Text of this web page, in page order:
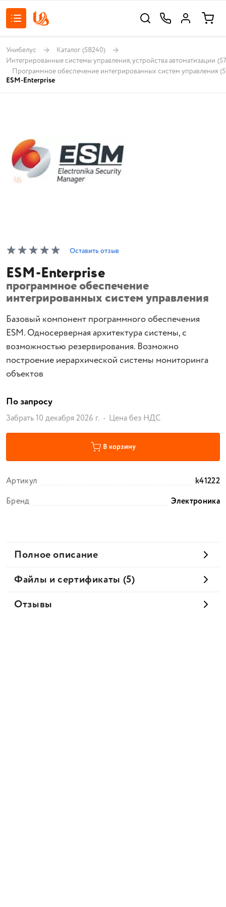
Унибелус Каталог (58240)
Интегрированные системы управления, устройства автоматизации
Программное обеспечение интегрированных систем управления
ESM-Enterprise
Оставить отзыв
ESM-Enterprise
программное обеспечение
интегрированных систем управления
Базовый компонент программного обеспечения
ESM. Односерверная архитектура системы, с
возможностью резервирования. Возможно
построение иерархической системы мониторинга
объектов
По запросу
Забрать 10 декабря 2026 г. Цена без НДС
В корзину
Артикул
k41222
Бренд
Электроника
Полное описание
Файлы и сертификаты (5)
Отзывы